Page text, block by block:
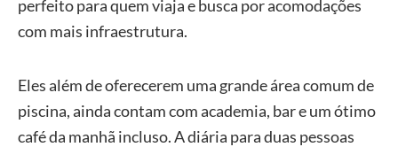
perfeito para quem viaja e busca por acomodações
com mais infraestrutura.
Eles além de oferecerem uma grande área comum de
piscina, ainda contam com academia, bar e um ótimo
café da manhã incluso. A diária para duas pessoas